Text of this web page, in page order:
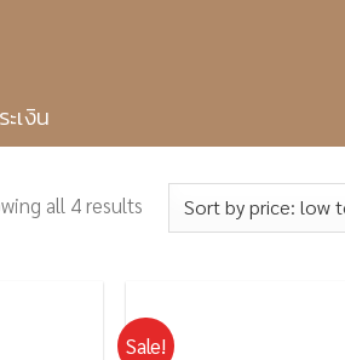
เงิน
all 4 results
Sale!